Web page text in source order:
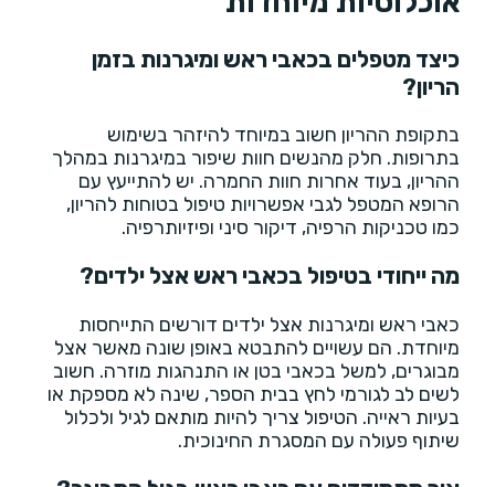
כיצד מטפלים בכאבי ראש ומיגרנות בזמן
הריון?
בתקופת ההריון חשוב במיוחד להיזהר בשימוש
בתרופות. חלק מהנשים חוות שיפור במיגרנות במהלך
ההריון, בעוד אחרות חוות החמרה. יש להתייעץ עם
הרופא המטפל לגבי אפשרויות טיפול בטוחות להריון,
כמו טכניקות הרפיה, דיקור סיני ופיזיותרפיה.
מה ייחודי בטיפול בכאבי ראש אצל ילדים?
כאבי ראש ומיגרנות אצל ילדים דורשים התייחסות
מיוחדת. הם עשויים להתבטא באופן שונה מאשר אצל
מבוגרים, למשל בכאבי בטן או התנהגות מוזרה. חשוב
לשים לב לגורמי לחץ בבית הספר, שינה לא מספקת או
בעיות ראייה. הטיפול צריך להיות מותאם לגיל ולכלול
שיתוף פעולה עם המסגרת החינוכית.